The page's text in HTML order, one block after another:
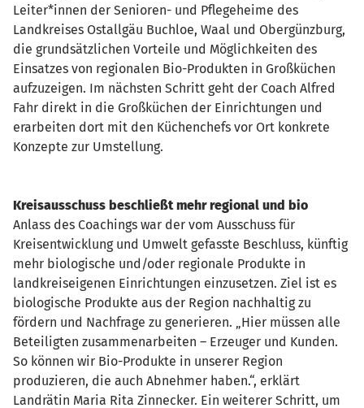
Leiter*innen der Senioren- und Pflegeheime des
Landkreises Ostallgäu Buchloe, Waal und Obergünzburg,
die grundsätzlichen Vorteile und Möglichkeiten des
Einsatzes von regionalen Bio-Produkten in Großküchen
aufzuzeigen. Im nächsten Schritt geht der Coach Alfred
Fahr direkt in die Großküchen der Einrichtungen und
erarbeiten dort mit den Küchenchefs vor Ort konkrete
Konzepte zur Umstellung.
Kreisausschuss beschließt mehr regional und bio
Anlass des Coachings war der vom Ausschuss für
Kreisentwicklung und Umwelt gefasste Beschluss, künftig
mehr biologische und/oder regionale Produkte in
landkreiseigenen Einrichtungen einzusetzen. Ziel ist es
biologische Produkte aus der Region nachhaltig zu
fördern und Nachfrage zu generieren. „Hier müssen alle
Beteiligten zusammenarbeiten – Erzeuger und Kunden.
So können wir Bio-Produkte in unserer Region
produzieren, die auch Abnehmer haben.“, erklärt
Landrätin Maria Rita Zinnecker. Ein weiterer Schritt, um